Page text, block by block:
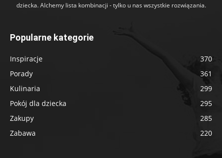
dziecka. Alchemy lista kombinacji - tylko u nas wszystkie rozwiązania.
Popularne kategorie
Inspiracje
370
Porady
361
Kulinaria
299
Pokój dla dziecka
295
Zakupy
285
Zabawa
220